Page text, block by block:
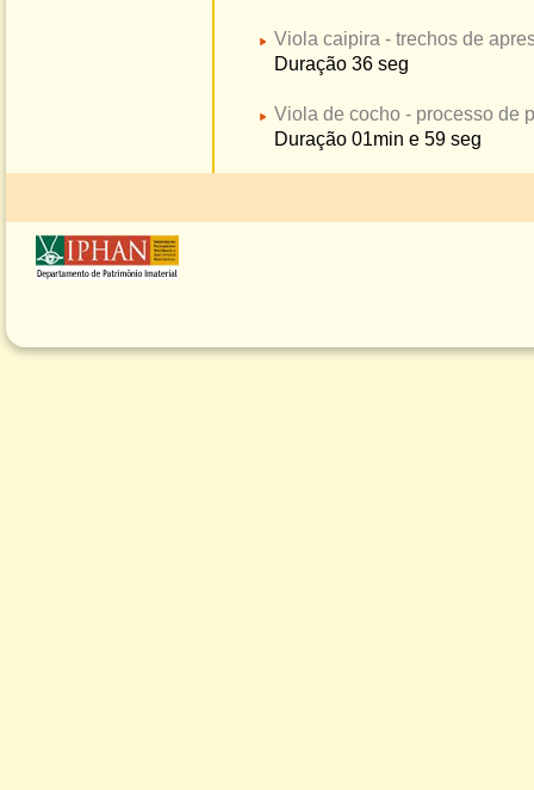
Viola caipira - trechos de
Duração 36 seg
Viola de cocho - processo de
Duração 01min e 59 seg